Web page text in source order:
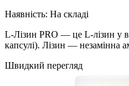
Наявність: На складі
L-Лізин PRO — це L-лізин у
капсулі). Лізин — незамінна
Швидкий перегляд